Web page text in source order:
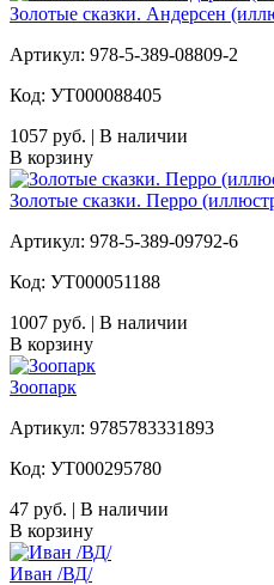
Золотые сказки. Андерсен
Артикул: 978-5-389-08809-2
Код: УТ000088405
1057 руб. | В наличии
В корзину
Золотые сказки. Перро
Артикул: 978-5-389-09792-6
Код: УТ000051188
1007 руб. | В наличии
В корзину
Зоопарк
Артикул: 9785783331893
Код: УТ000295780
47 руб. | В наличии
В корзину
Иван /ВД/